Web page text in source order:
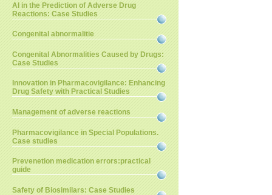
AI in the Prediction of Adverse Drug
Reactions: Case Studies
Congenital abnormalitie
Congenital Abnormalities Caused by Drugs:
Case Studies
Innovation in Pharmacovigilance: Enhancing
Drug Safety with Practical Studies
Management of adverse reactions
Pharmacovigilance in Special Populations.
Case studies
Prevenetion medication errors:practical
guide
Safety of Biosimilars: Case Studies